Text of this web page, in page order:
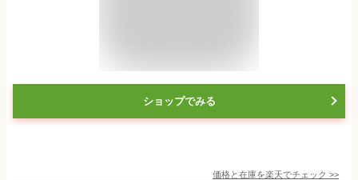
ショップでみる
価格と在庫を楽天でチェック >>